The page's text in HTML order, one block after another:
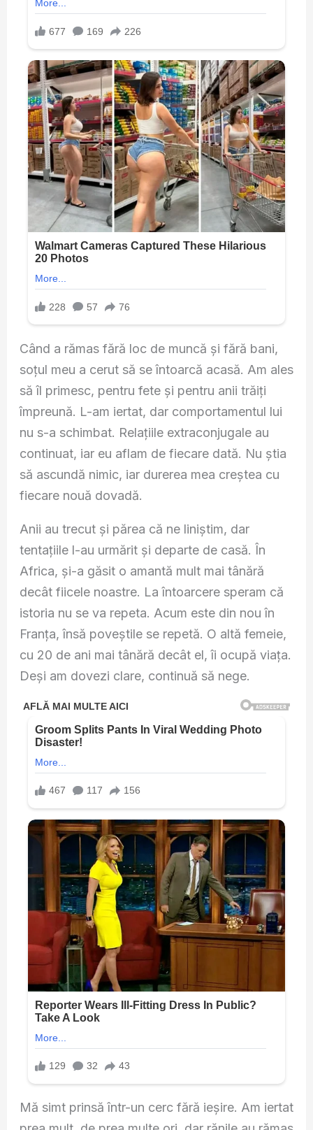
Când a rămas fără loc de muncă și fără bani,
soțul meu a cerut să se întoarcă acasă. Am ales
să îl primesc, pentru fete și pentru anii trăiți
împreună. L-am iertat, dar comportamentul lui
nu s-a schimbat. Relațiile extraconjugale au
continuat, iar eu aflam de fiecare dată. Nu știa
să ascundă nimic, iar durerea mea creștea cu
fiecare nouă dovadă.
Anii au trecut și părea că ne liniștim, dar
tentațiile l-au urmărit și departe de casă. În
Africa, și-a găsit o amantă mult mai tânără
decât fiicele noastre. La întoarcere speram că
istoria nu se va repeta. Acum este din nou în
Franța, însă poveștile se repetă. O altă femeie,
cu 20 de ani mai tânără decât el, îi ocupă viața.
Deși am dovezi clare, continuă să nege.
Mă simt prinsă într-un cerc fără ieșire. Am iertat